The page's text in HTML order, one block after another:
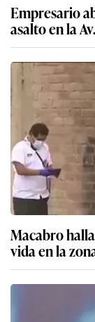
Empresario
asalto en la
Macabro
vida en la